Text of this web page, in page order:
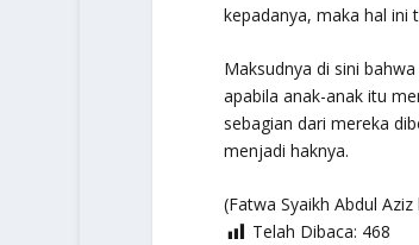
kepadanya, maka hal ini
Maksudnya di sini
apabila anak-anak itu
sebagian dari mereka
menjadi haknya.
(Fatwa Syaikh Abdul
Telah Dibaca: 468